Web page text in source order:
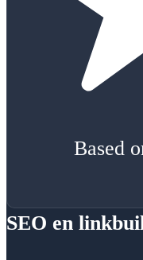
Based
SEO en